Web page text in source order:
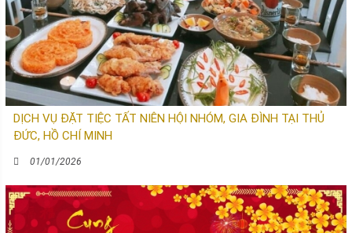
DỊCH VỤ ĐẶT TIỆC TẤT NIÊN HỘI NHÓM, GIA ĐÌNH TẠI THỦ
ĐỨC, HỒ CHÍ MINH
01/01/2026